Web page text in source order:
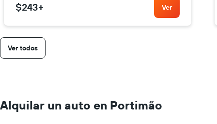
$243+ Ver
Ver todos
Alquilar un auto en Portimão